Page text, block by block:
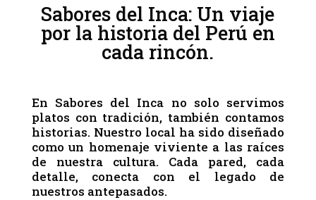
Sabores del Inca: Un viaje
por la historia del Perú en
cada rincón.
En Sabores del Inca no solo servimos
platos con tradición, también contamos
historias. Nuestro local ha sido diseñado
como un homenaje viviente a las raíces
de nuestra cultura. Cada pared, cada
detalle, conecta con el legado de
nuestros antepasados.